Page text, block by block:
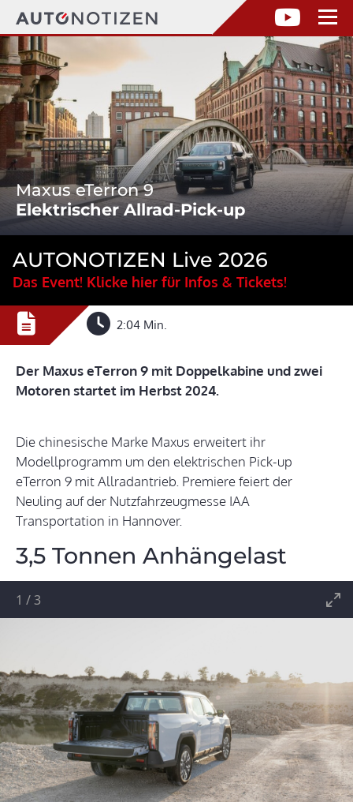
Maxus eTerron 9
Elektrischer Allrad-Pick-up
AUTONOTIZEN Live 2026
Das Event! Klicke hier für Infos & Tickets!
2:04 Min.
Der Maxus eTerron 9 mit Doppelkabine und zwei
Motoren startet im Herbst 2024.
Die chinesische Marke Maxus erweitert ihr
Modellprogramm um den elektrischen Pick-up
eTerron 9 mit Allradantrieb. Premiere feiert der
Neuling auf der Nutzfahrzeugmesse IAA
Transportation in Hannover.
3,5 Tonnen Anhängelast
1 /3